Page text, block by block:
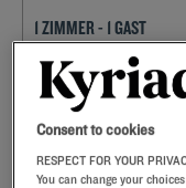
Unsere Hotels in
Consent to cookies
RESPECT FOR YOUR
You can change your